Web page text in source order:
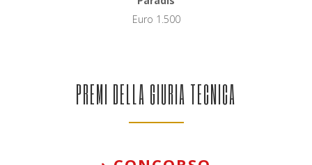
Euro 1.500
PREMI DELLA GIURIA TECNICA